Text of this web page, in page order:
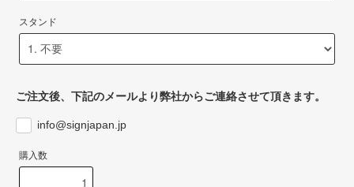
スタンド
ご注文後、下記のメールより弊社からご連絡させて頂きます。
info@signjapan.jp
購入数